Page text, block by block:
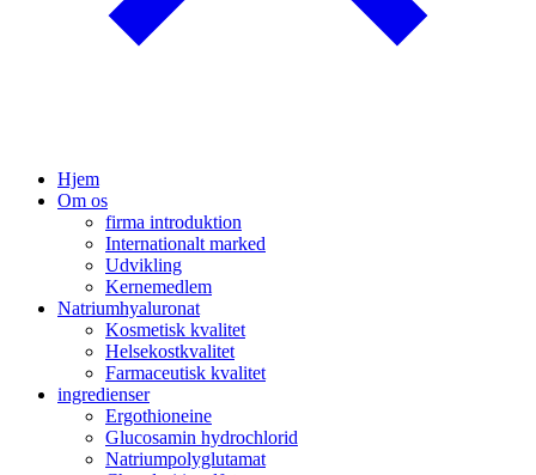
Hjem
Om os
firma introduktion
Internationalt marked
Udvikling
Kernemedlem
Natriumhyaluronat
Kosmetisk kvalitet
Helsekostkvalitet
Farmaceutisk kvalitet
ingredienser
Ergothioneine
Glucosamin hydrochlorid
Natriumpolyglutamat